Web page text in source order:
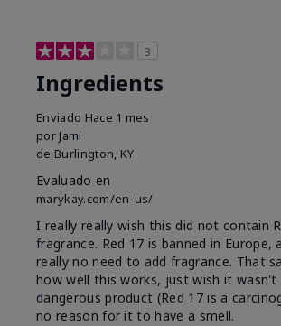
3
Ingredients
Enviado Hace 1 mes
por Jami
de Burlington, KY
Evaluado en
marykay.com/en-us/
I really really wish this did not contain
fragrance. Red 17 is banned in Europe,
really no need to add fragrance. That
how well this works, just wish it wasn't
dangerous product (Red 17 is a
no reason for it to have a smell.